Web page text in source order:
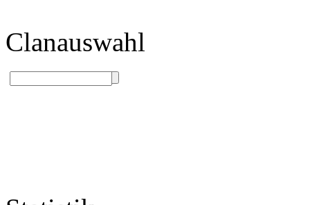
Clanauswahl